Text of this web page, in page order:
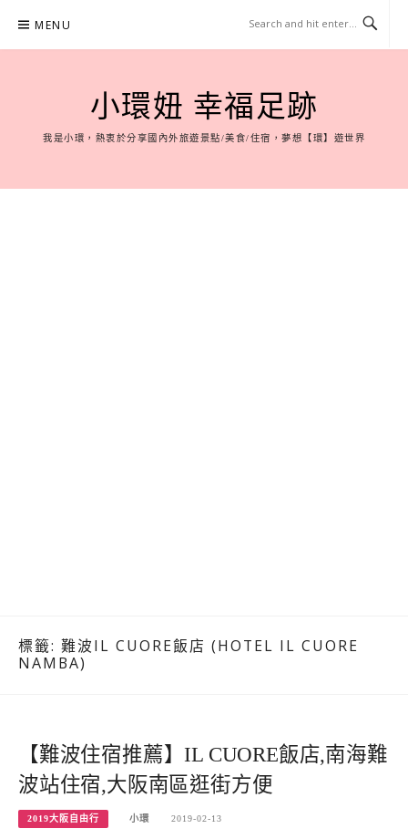
content
MENU
小環妞 幸福足跡
我是小環，熱衷於分享國內外旅遊景點/美食/住宿，夢想【環】遊世界
標籤: 難波IL CUORE飯店 (HOTEL IL CUORE
NAMBA)
【難波住宿推薦】IL CUORE飯店,南海難
波站住宿,大阪南區逛街方便
2019大阪自由行 小環 2019-02-13